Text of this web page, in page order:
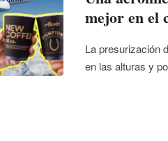
mejor en el
La presurización
en las alturas y